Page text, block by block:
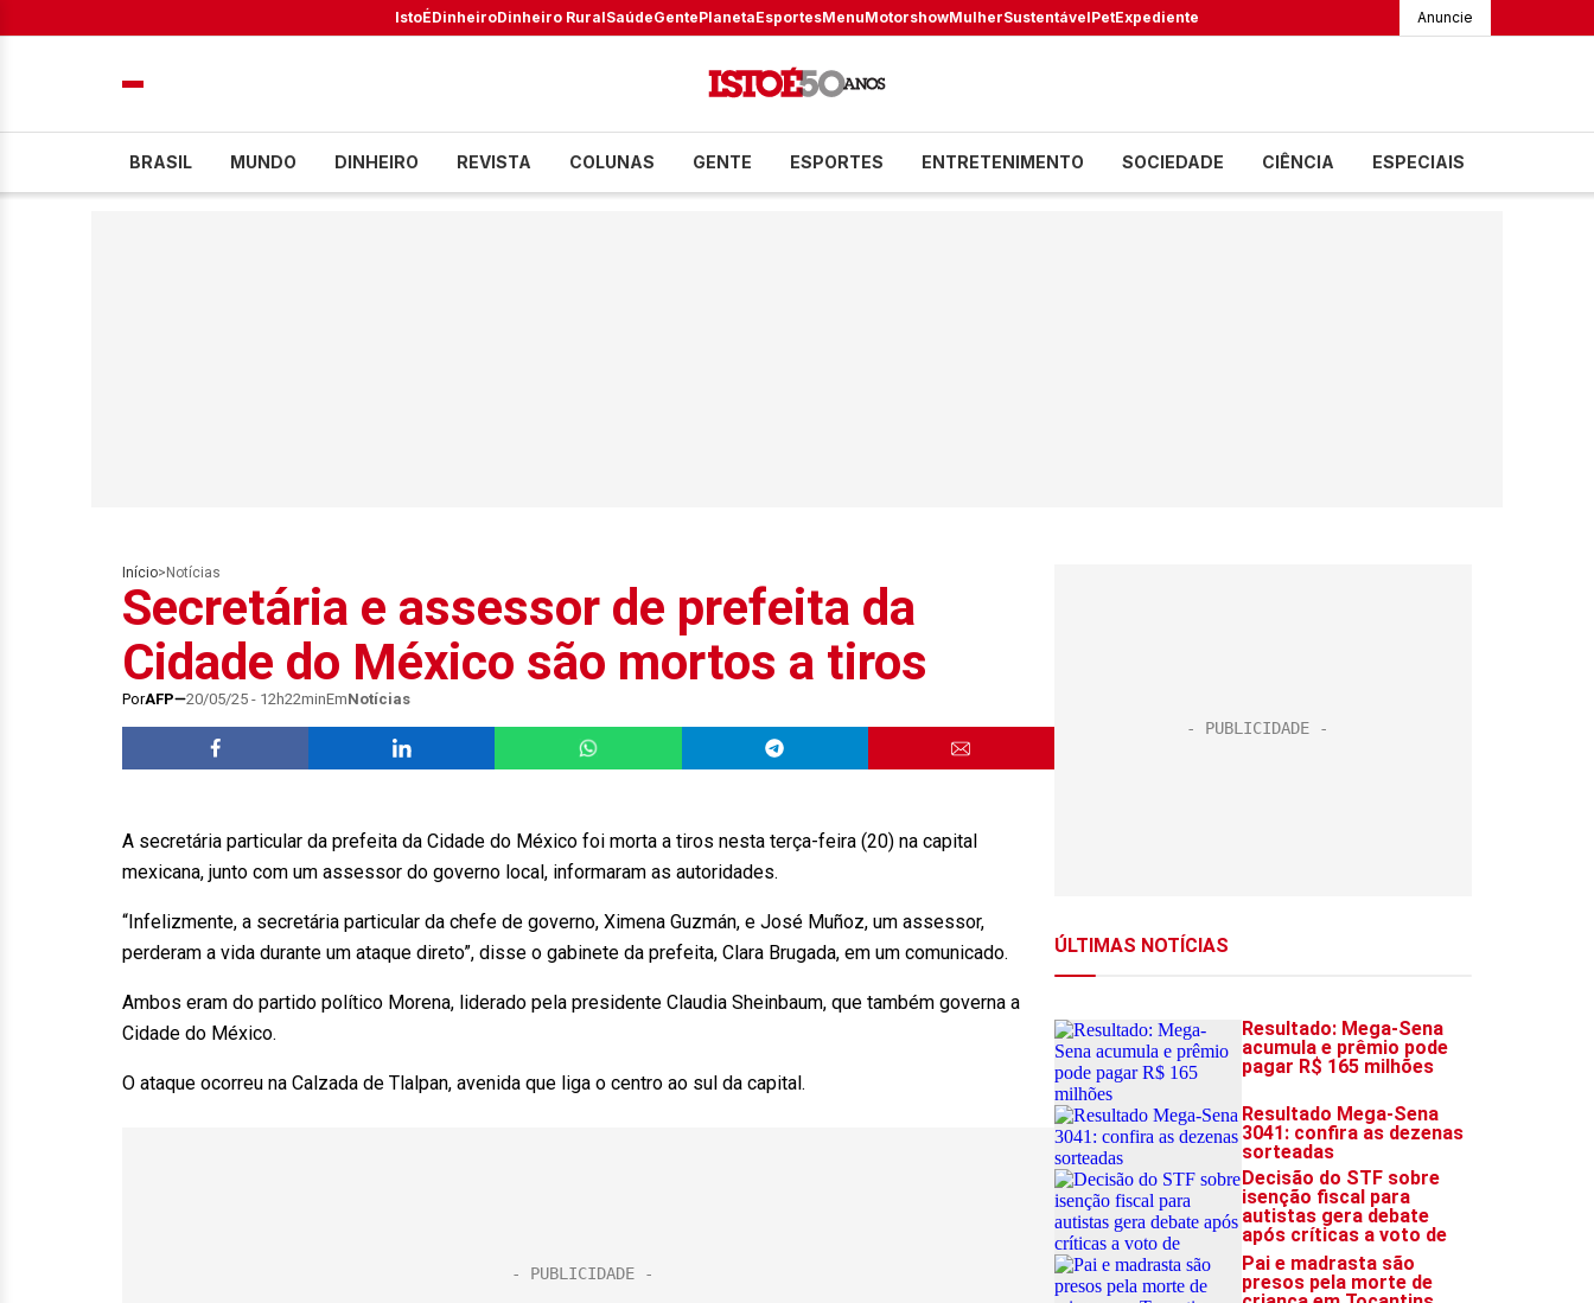
IstoÉDinheiroDinheiro RuralSaúdeGentePlanetaEsportesMenuMotorshowMulherSustentávelPetExpediente Anuncie
BRASIL MUNDO DINHEIRO REVISTA COLUNAS GENTE ESPORTES ENTRETENIMENTO SOCIEDADE CIÊNCIA ESPECIAIS
Início> Notícias
Secretária e assessor de prefeita da
Cidade do México são mortos a tiros
PorAFP 20/05/25 - 12h22minEmNotícias
A secretária particular da prefeita da Cidade do México foi morta a tiros nesta terça-feira (20) na capital
mexicana, junto com um assessor do governo local, informaram as autoridades.
“Infelizmente, a secretária particular da chefe de governo, Ximena Guzmán, e José Muñoz, um assessor,
perderam a vida durante um ataque direto”, disse o gabinete da prefeita, Clara Brugada, em um comunicado.
Ambos eram do partido político Morena, liderado pela presidente Claudia Sheinbaum, que também governa a
Cidade do México.
O ataque ocorreu na Calzada de Tlalpan, avenida que liga o centro ao sul da capital.